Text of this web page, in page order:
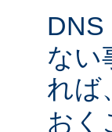
ない
れば
おく